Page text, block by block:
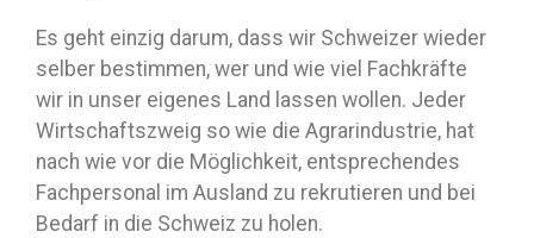
Es geht einzig darum, dass wir Schweizer wieder
selber bestimmen, wer und wie viel Fachkräfte
wir in unser eigenes Land lassen wollen. Jeder
Wirtschaftszweig so wie die Agrarindustrie, hat
nach wie vor die Möglichkeit, entsprechendes
Fachpersonal im Ausland zu rekrutieren und bei
Bedarf in die Schweiz zu holen.